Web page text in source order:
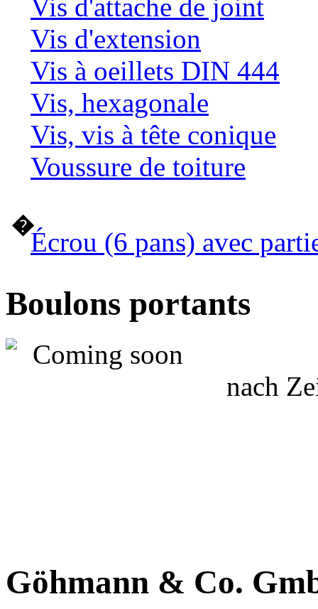
Vis d'attache de joint
Vis d'extension
Vis à oeillets DIN 444
Vis, hexagonale
Vis, vis à tête conique
Voussure de toiture
�
Écrou (6 pans) avec
Boulons portants
nach
Göhmann & Co.